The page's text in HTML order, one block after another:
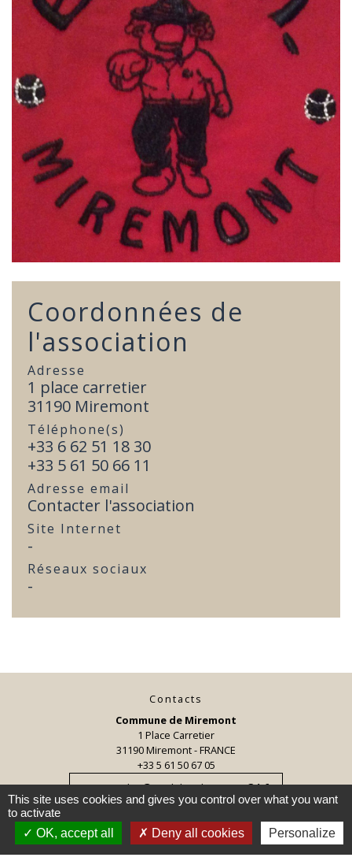
Coordonnées de
l'association
Adresse
1 place carretier
31190 Miremont
Téléphone(s)
+33 6 62 51 18 30
+33 5 61 50 66 11
Adresse email
Contacter l'association
Site Internet
-
Réseaux sociaux
-
Contacts
Commune de Miremont
1 Place Carretier
31190 Miremont - FRANCE
+33 5 61 50 67 05
secretariat@mairiemiremont31.fr
This site uses cookies and gives you control over what you want
to activate
OK, accept all
Deny all cookies Personalize